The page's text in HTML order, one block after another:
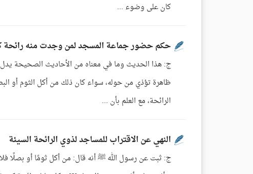
كان على وضوء ...
حكم حضور جماعة المسجد لمن وجدت منه رائحة
ج: هذا الحديث وما في معناه من الأحاديث الصحيحة
ظاهرة تؤذي من حوله، سواء كان ذلك من أكل الثوم أو
الرائحة، مع العلم بأن ...
النهي عن الاقتراب للمساجد لذوي الرائحة السيئة